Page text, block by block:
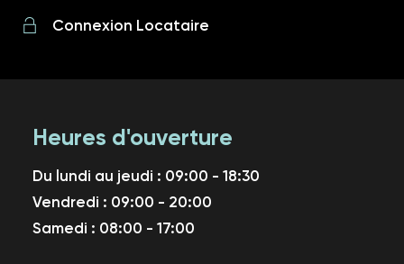
Connexion Locataire
Heures d'ouverture
Du lundi au jeudi : 09:00 - 18:30
Vendredi : 09:00 - 20:00
Samedi : 08:00 - 17:00